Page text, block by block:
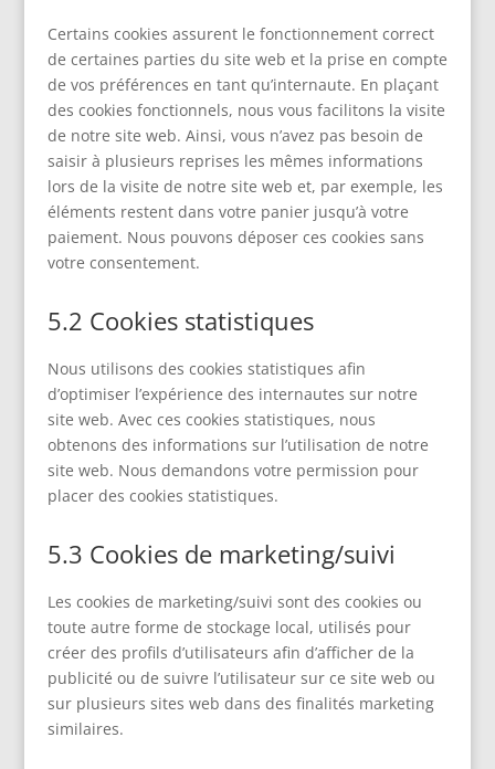
Certains cookies assurent le fonctionnement correct
de certaines parties du site web et la prise en compte
de vos préférences en tant qu’internaute. En plaçant
des cookies fonctionnels, nous vous facilitons la visite
de notre site web. Ainsi, vous n’avez pas besoin de
saisir à plusieurs reprises les mêmes informations
lors de la visite de notre site web et, par exemple, les
éléments restent dans votre panier jusqu’à votre
paiement. Nous pouvons déposer ces cookies sans
votre consentement.
5.2 Cookies statistiques
Nous utilisons des cookies statistiques afin
d’optimiser l’expérience des internautes sur notre
site web. Avec ces cookies statistiques, nous
obtenons des informations sur l’utilisation de notre
site web. Nous demandons votre permission pour
placer des cookies statistiques.
5.3 Cookies de marketing/suivi
Les cookies de marketing/suivi sont des cookies ou
toute autre forme de stockage local, utilisés pour
créer des profils d’utilisateurs afin d’afficher de la
publicité ou de suivre l’utilisateur sur ce site web ou
sur plusieurs sites web dans des finalités marketing
similaires.